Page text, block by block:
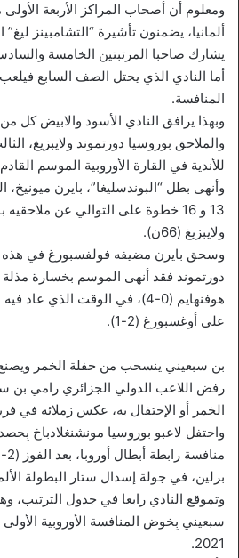
ومعلوم أن أصحاب المراكز الأربعة
ألمانيا، يضمنون تأشيرة “التشامبينز
يشارك صاحبا المرتبتين الخامسة
أما النادي الذي يحتل الصف السابع
المنافسة.
وبهذا يرافق النادي الأسود والابيض كل
والملاحق بوروسيا دورتموند ولايبزيغ،
للأندية في القارة الأوروبية الموسم
ولايبزيغ (66ن).
وسحق بايرن مضيفه فولفسبورغ في هذه
دورتموند فقد أنهى الموسم بخسارة مذلة
هوفنهايم (0-4)، في الوقت الذي
على أوغسبورغ (2-1).
بن سبعيني ينسحب من حفلة الخمر ويصنع
رفض اللاعب الدولي الجزائري رامي بن
الخمر أو الإحتفال به، عكس زملائه في
واحتفل لاعبو بوروسيا مونشنغلادباخ
برلين، في جولة إسدال ستار البطولة
وتموقع النادي رابعا في جدول الترتيب،
2021.